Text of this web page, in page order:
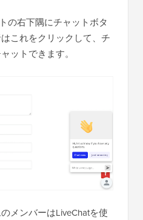
の右下隅にチャットボタ
これをクリックして、チ
ットできます。
メンバーはLiveChatを使